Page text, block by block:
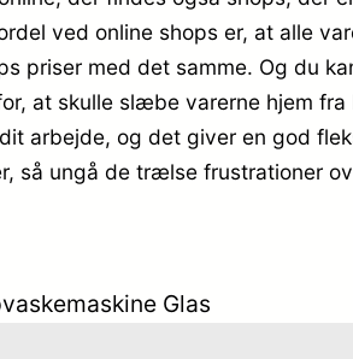
ved online shops er, at alle
priser med det samme. Og du
at skulle slæbe varerne hjem fra
arbejde, og det giver en god
så ungå de trælse frustrationer
Glas